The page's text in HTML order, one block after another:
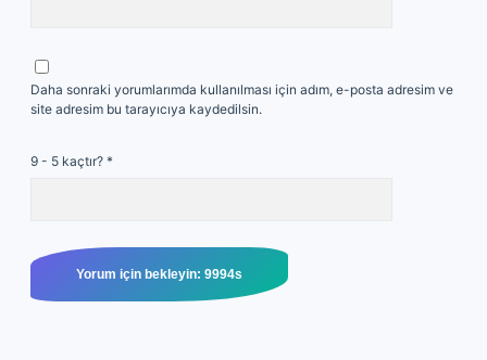
Daha sonraki yorumlarımda kullanılması için adım, e-posta adresim ve
site adresim bu tarayıcıya kaydedilsin.
9 - 5 kaçtır? *